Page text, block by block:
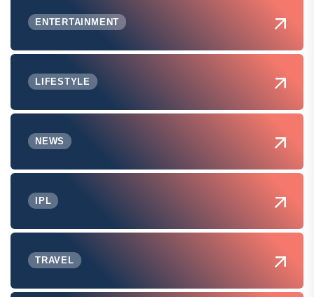
ENTERTAINMENT
LIFESTYLE
NEWS
IPL
TRAVEL